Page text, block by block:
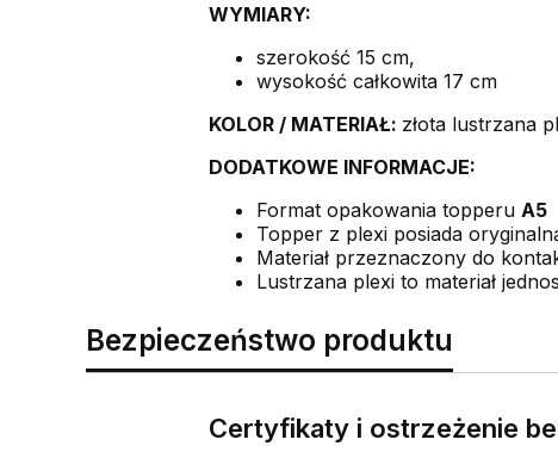
WYMIARY:
szerokość 15 cm,
wysokość całkowita 17 cm
KOLOR / MATERIAŁ: złota lustrzana
DODATKOWE INFORMACJE:
Format opakowania topperu A5
Topper z plexi posiada
Materiał przeznaczony do
Lustrzana plexi to materiał
Bezpieczeństwo produktu
Certyfikaty i ostrzeżenie